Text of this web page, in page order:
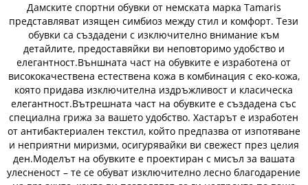
Дамските спортни обувки от немската марка Tamaris
представляват изящен симбиоз между стил и комфорт. Тези
обувки са създадени с изключително внимание към
детайлите, предоставяйки ви неповторимо удобство и
елегантност.Външната част на обувките е изработена от
висококачествена естествена кожа в комбинация с еко-кожа,
която придава изключителна издръжливост и класическа
елегантност.Вътрешната част на обувките е създадена със
специална грижа за вашето удобство. Хастарът е изработен
от антибактериален текстил, който предпазва от изпотяване
и неприятни миризми, осигурявайки ви свежест през целия
ден.Моделът на обувките е проектиран с мисъл за вашата
улесненост – те се обуват изключително лесно благодарение